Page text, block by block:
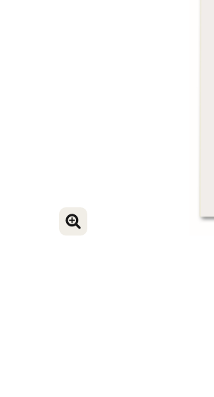
VERGROOT AFBEELDING